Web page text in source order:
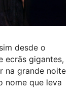
desde o
ecrãs gigantes,
na grande noite
nome que leva